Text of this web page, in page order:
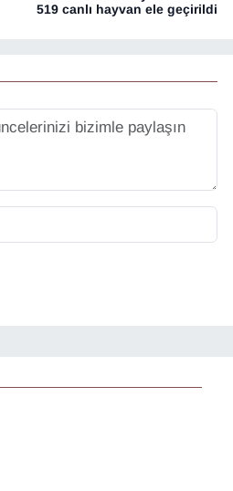
519 canlı hayvan ele geçirildi